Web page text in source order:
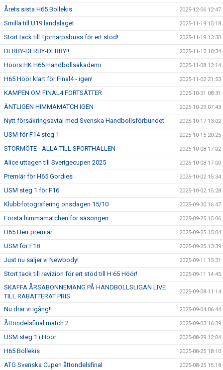
Årets sista H65 Bollekis 2025-12-06 12:47
Smilla till U19 landslaget 2025-11-19 15:18
Stort tack till Tjörnarpsbuss för ert stöd! 2025-11-19 13:30
DERBY-DERBY-DERBY!! 2025-11-12 10:34
Höörs HK H65 Handbollsakademi 2025-11-08 12:14
H65 Höör klart för Final4 - igen! 2025-11-02 21:53
KAMPEN OM FINAL4 FORTSÄTTER 2025-10-31 08:31
ÄNTLIGEN HIMMAMATCH IGEN 2025-10-29 07:43
Nytt försäkringsavtal med Svenska Handbollsförbundet 2025-10-17 13:02
USM för F14 steg 1 2025-10-15 20:25
STORMÖTE - ALLA TILL SPORTHALLEN 2025-10-08 17:02
Alice uttagen till Sverigecupen 2025 2025-10-08 17:00
Premiär för H65 Gordies 2025-10-02 15:34
USM steg 1 för F16 2025-10-02 15:28
Klubbfotografering onsdagen 15/10 2025-09-30 16:47
Första himmamatchen för säsongen 2025-09-25 15:06
H65 Herr premiär 2025-09-25 15:04
USM för F18 2025-09-25 13:39
Just nu säljer vi Newbody! 2025-09-11 15:31
Stort tack till revizion för ert stöd till H 65 Höör! 2025-09-11 14:45
SKAFFA ÅRSABONNEMANG PÅ HANDBOLLSLIGAN LIVE
TILL RABATTERAT PRIS
2025-09-08 11:14
Nu drar vi igång!! 2025-09-04 06:44
Åttondelsfinal match 2 2025-09-03 16:39
USM steg 1 i Höör 2025-08-29 12:04
H65 Bollekis 2025-08-25 18:10
ATG Svenska Cupen åttondelsfinal 2025-08-25 15:18